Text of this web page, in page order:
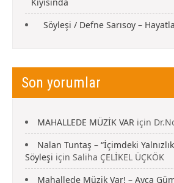
Söyleşi / Defne Sarısoy –
Son yorumlar
MAHALLEDE MÜZİK VAR için
Nalan Tuntaş – “İçimdeki
Söyleşi için Saliha ÇELİKEL ÜÇKÖK
Mahallede Müzik Var! – Ayça